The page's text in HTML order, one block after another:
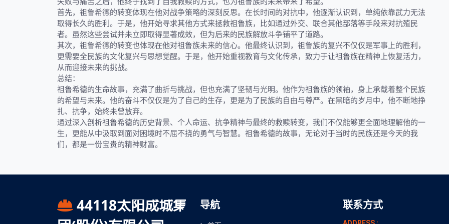
首先，祖鲁希德的转变体现在他对战争策略的深刻反思。在长时间的对抗中，他逐渐认识到，单纯依靠武力无法
取得长久的胜利。于是，他开始寻求其他方式来拯救祖鲁族，比如通过外交、联合其他部落等手段来对抗殖民
者。虽然这些尝试并未立即取得显著成效，但为后来的民族解放斗争铺平了道路。
其次，祖鲁希德的转变也体现在他对祖鲁族未来的信心。他最终认识到，祖鲁族的复兴不仅仅是军事上的胜利，
更需要全民族的文化复兴与思想觉醒。于是，他开始重视教育与文化传承，致力于让祖鲁族在精神上恢复活力，
从而迎接未来的挑战。
总结：
祖鲁希德的生命故事，充满了曲折与挑战，但也充满了坚韧与光明。他作为祖鲁族的领袖，身上承载着整个民族
的希望与未来。他的奋斗不仅仅是为了自己的生存，更是为了民族的自由与尊严。在黑暗的岁月中，他不断地挣
扎、抗争，始终未曾放弃。
通过深入剖析祖鲁希德的历史背景、个人命运、抗争精神与最终的救赎转变，我们不仅能够更全面地理解他的一
生，更能从中汲取到面对困境时不屈不挠的勇气与智慧。祖鲁希德的故事，无论对于当时的民族还是今天的我
们，都是一份宝贵的精神财富。
44118太阳成城集
导航 联系方式